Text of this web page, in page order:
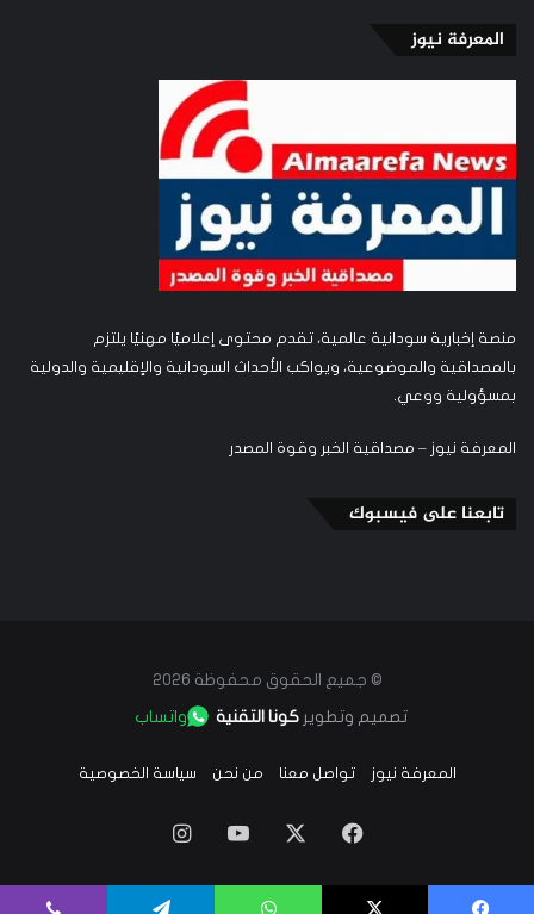
المعرفة نيوز
منصة إخبارية سودانية عالمية، تقدم محتوى إعلاميًا مهنيًا يلتزم
بالمصداقية والموضوعية، ويواكب الأحداث السودانية والإقليمية والدولية
بمسؤولية ووعي.
المعرفة نيوز – مصداقية الخبر وقوة المصدر
تابعنا على فيسبوك
© جميع الحقوق محفوظة 2026
تصميم وتطويركونا التقنية واتساب
المعرفة نيوز تواصل معنا من نحن سياسة الخصوصية
فيسبوك ‫YouTube